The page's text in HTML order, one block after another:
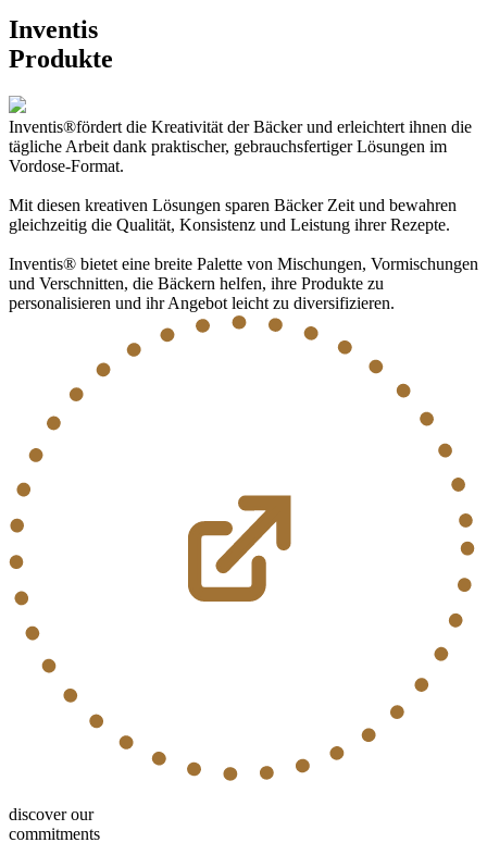
Inventis
Produkte
Inventis®fördert die Kreativität der Bäcker und erleichtert ihnen die
tägliche Arbeit dank praktischer, gebrauchsfertiger Lösungen im
Vordose-Format.
Mit diesen kreativen Lösungen sparen Bäcker Zeit und bewahren
gleichzeitig die Qualität, Konsistenz und Leistung ihrer Rezepte.
Inventis® bietet eine breite Palette von Mischungen, Vormischungen
und Verschnitten, die Bäckern helfen, ihre Produkte zu
personalisieren und ihr Angebot leicht zu diversifizieren.
discover our
commitments